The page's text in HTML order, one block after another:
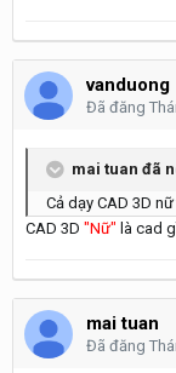
vanduong
Đã đăng
mai tuan đã
Cả dạy CAD 3D
CAD 3D "Nữ" là cad
mai tuan
Đã đăng